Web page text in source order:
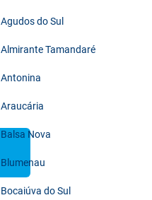
Agudos do Sul
Almirante Tamandaré
Antonina
Araucária
Balsa Nova
Blumenau
Bocaiúva do Sul